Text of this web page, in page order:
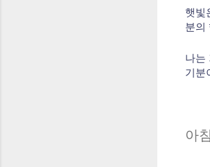
햇빛
분의
나는
기분
아